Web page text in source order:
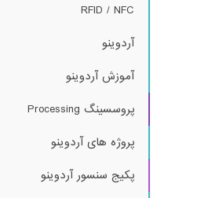
RFID / NFC
آردوینو
آموزش آردوینو
پروسسینگ Processing
پروژه های آردوینو
پکیج سنسور آردوینو